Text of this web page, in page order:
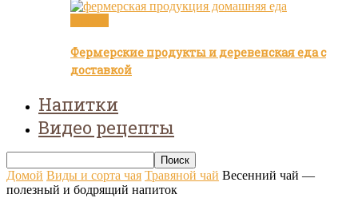
Фермерские продукты и деревенская еда с
доставкой
Напитки
Видео рецепты
Домой Виды и сорта чая Травяной чай Весенний чай —
полезный и бодрящий напиток